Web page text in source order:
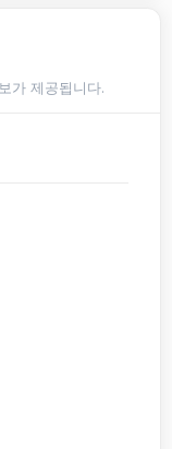
가 제공됩니다.